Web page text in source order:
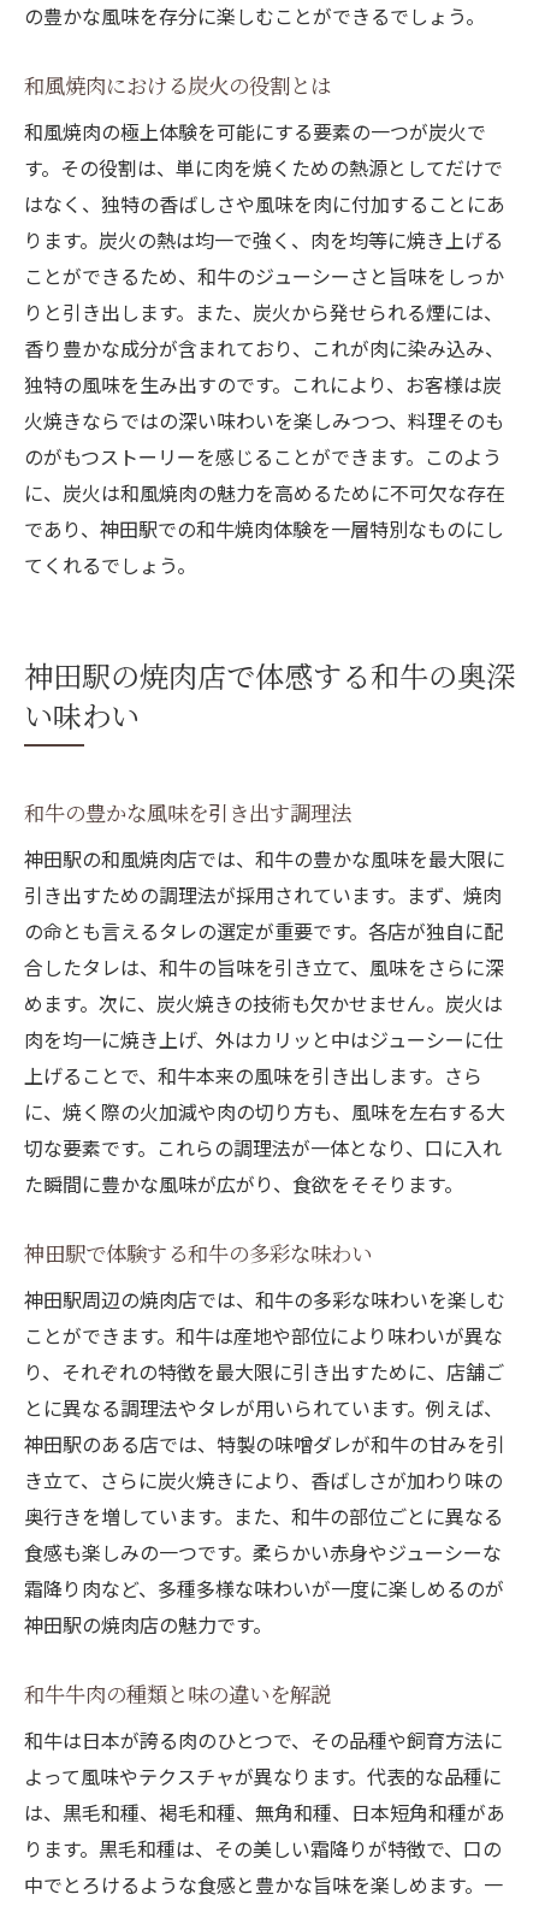
の豊かな風味を存分に楽しむことができるでしょう。
和風焼肉における炭火の役割とは
和風焼肉の極上体験を可能にする要素の一つが炭火で
す。その役割は、単に肉を焼くための熱源としてだけで
はなく、独特の香ばしさや風味を肉に付加することにあ
ります。炭火の熱は均一で強く、肉を均等に焼き上げる
ことができるため、和牛のジューシーさと旨味をしっか
りと引き出します。また、炭火から発せられる煙には、
香り豊かな成分が含まれており、これが肉に染み込み、
独特の風味を生み出すのです。これにより、お客様は炭
火焼きならではの深い味わいを楽しみつつ、料理そのも
のがもつストーリーを感じることができます。このよう
に、炭火は和風焼肉の魅力を高めるために不可欠な存在
であり、神田駅での和牛焼肉体験を一層特別なものにし
てくれるでしょう。
神田駅の焼肉店で体感する和牛の奥深
い味わい
和牛の豊かな風味を引き出す調理法
神田駅の和風焼肉店では、和牛の豊かな風味を最大限に
引き出すための調理法が採用されています。まず、焼肉
の命とも言えるタレの選定が重要です。各店が独自に配
合したタレは、和牛の旨味を引き立て、風味をさらに深
めます。次に、炭火焼きの技術も欠かせません。炭火は
肉を均一に焼き上げ、外はカリッと中はジューシーに仕
上げることで、和牛本来の風味を引き出します。さら
に、焼く際の火加減や肉の切り方も、風味を左右する大
切な要素です。これらの調理法が一体となり、口に入れ
た瞬間に豊かな風味が広がり、食欲をそそります。
神田駅で体験する和牛の多彩な味わい
神田駅周辺の焼肉店では、和牛の多彩な味わいを楽しむ
ことができます。和牛は産地や部位により味わいが異な
り、それぞれの特徴を最大限に引き出すために、店舗ご
とに異なる調理法やタレが用いられています。例えば、
神田駅のある店では、特製の味噌ダレが和牛の甘みを引
き立て、さらに炭火焼きにより、香ばしさが加わり味の
奥行きを増しています。また、和牛の部位ごとに異なる
食感も楽しみの一つです。柔らかい赤身やジューシーな
霜降り肉など、多種多様な味わいが一度に楽しめるのが
神田駅の焼肉店の魅力です。
和牛牛肉の種類と味の違いを解説
和牛は日本が誇る肉のひとつで、その品種や飼育方法に
よって風味やテクスチャが異なります。代表的な品種に
は、黒毛和種、褐毛和種、無角和種、日本短角和種があ
ります。黒毛和種は、その美しい霜降りが特徴で、口の
中でとろけるような食感と豊かな旨味を楽しめます。一